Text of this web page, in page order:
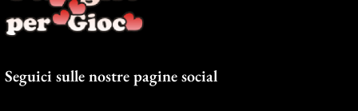
Seguici sulle nostre pagine social